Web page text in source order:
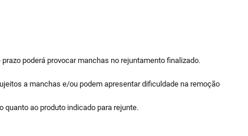
poderá provocar manchas no rejuntamento finalizado.
a manchas e/ou podem apresentar dificuldade na remoção
ao produto indicado para rejunte.